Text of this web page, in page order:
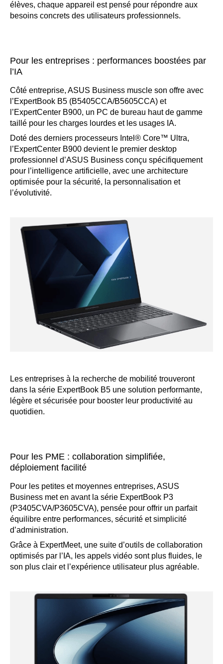
élèves, chaque appareil est pensé pour répondre aux
besoins concrets des utilisateurs professionnels.
Pour les entreprises : performances boostées par
l’IA
Côté entreprise, ASUS Business muscle son offre avec
l’ExpertBook B5 (B5405CCA/B5605CCA) et
l’ExpertCenter B900, un PC de bureau haut de gamme
taillé pour les charges lourdes et les usages IA.
Doté des derniers processeurs Intel® Core™ Ultra,
l’ExpertCenter B900 devient le premier desktop
professionnel d’ASUS Business conçu spécifiquement
pour l’intelligence artificielle, avec une architecture
optimisée pour la sécurité, la personnalisation et
l’évolutivité.
Les entreprises à la recherche de mobilité trouveront
dans la série ExpertBook B5 une solution performante,
légère et sécurisée pour booster leur productivité au
quotidien.
Pour les PME : collaboration simplifiée,
déploiement facilité
Pour les petites et moyennes entreprises, ASUS
Business met en avant la série ExpertBook P3
(P3405CVA/P3605CVA), pensée pour offrir un parfait
équilibre entre performances, sécurité et simplicité
d’administration.
Grâce à ExpertMeet, une suite d’outils de collaboration
optimisés par l’IA, les appels vidéo sont plus fluides, le
son plus clair et l’expérience utilisateur plus agréable.